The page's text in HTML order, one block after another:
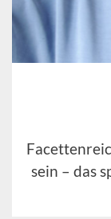
sein – das